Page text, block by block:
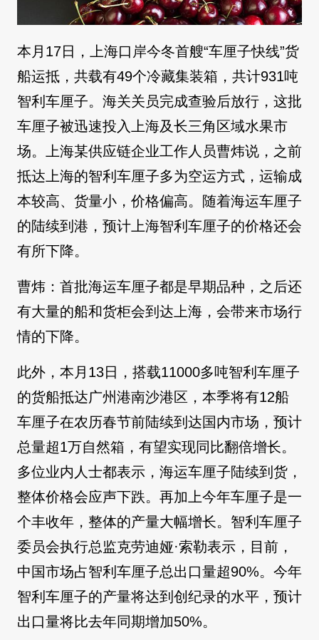
本月17日，上海口岸今冬首艘“车厘子快线”货
船运抵，共载有49个冷藏集装箱，共计931吨
智利车厘子。海关关员完成查验后放行，这批
车厘子被迅速投入上海及长三角区域水果市
场。上海某供应链企业工作人员曹炜说，之前
抵达上海的智利车厘子多为空运方式，运输成
本较高、货量小，价格偏高。随着海运车厘子
的陆续到港，预计上海智利车厘子的价格还会
有所下降。
曹炜：首批海运车厘子都是早期品种，之后还
有大量的船和货柜会到达上海，会带来市场行
情的下降。
此外，本月13日，搭载11000多吨智利车厘子
的货船抵达广州港南沙港区，本季将有12船
车厘子在农历春节前陆续到达国内市场，预计
总量超1万自然箱，有望实现同比翻倍增长。
多位业内人士都表示，海运车厘子陆续到货，
整体价格会应声下跌。再加上今年车厘子是一
个丰收年，整体的产量大幅增长。智利车厘子
委员会执行总监克劳迪娅·索勒表示，目前，
中国市场占智利车厘子总出口量超90%。今年
智利车厘子的产量将达到创纪录的水平，预计
出口量将比去年同期增加50%。